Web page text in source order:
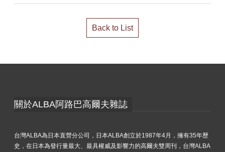
Back to List
關於ALBA阿路巴高爾夫雜誌
台灣ALBA為日本直營分公司，日本ALBA創立於1987年4月，擁有35年歷
史，在日本為發行量最大、最具權威及影響力的高爾夫雙周刊，台灣ALBA